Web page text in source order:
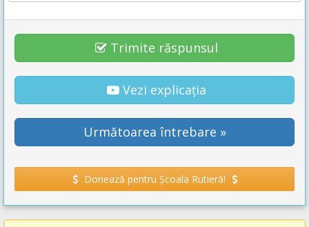
Trimite răspunsul
Vezi explicația
Următoarea întrebare »
Donează pentru Școala Rutieră!